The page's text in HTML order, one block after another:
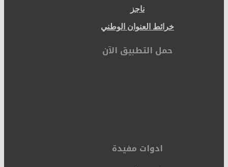
ناجز
خرائط العنوان الوطني
حمل التطبيق الآن
ادوات مفيدة